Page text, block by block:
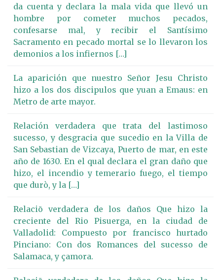
da cuenta y declara la mala vida que llevó un
hombre por cometer muchos pecados,
confesarse mal, y recibir el Santísimo
Sacramento en pecado mortal se lo llevaron los
demonios a los infiernos […]
La aparición que nuestro Señor Jesu Christo
hizo a los dos discipulos que yuan a Emaus: en
Metro de arte mayor.
Relación verdadera que trata del lastimoso
sucesso, y desgracia que sucedio en la Villa de
San Sebastian de Vizcaya, Puerto de mar, en este
año de 1630. En el qual declara el gran daño que
hizo, el incendio y temerario fuego, el tiempo
que durò, y la […]
Relaciō verdadera de los daños Que hizo la
creciente del Rio Pisuerga, en la ciudad de
Valladolid: Compuesto por francisco hurtado
Pinciano: Con dos Romances del sucesso de
Salamaca, y çamora.